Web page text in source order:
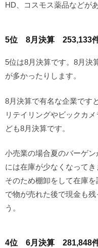
HD、コスモス薬品などが
5位 8月決算 253,133
5位は8月決算です。8月決
が多かったりします。
8月決算で有名な企業です
リテイリングやビックカ
ども8月決算です。
小売業の場合夏のバーゲ
には在庫が少なくなってき
そのため棚卸をして在庫
で物が売れた後で現金も
う。
4位 6月決算 281,848